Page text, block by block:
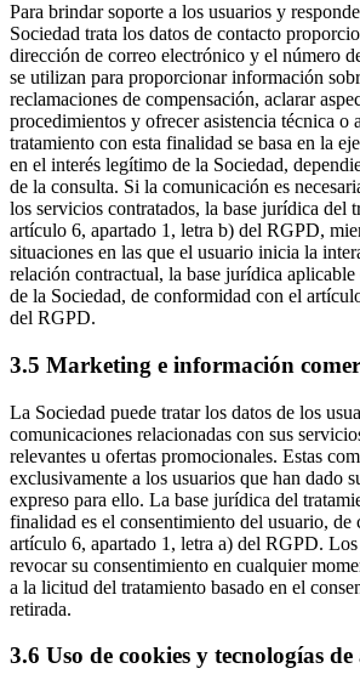
Para brindar soporte a los usuarios y
Sociedad trata los datos de contacto
dirección de correo electrónico y el número
se utilizan para proporcionar información
reclamaciones de compensación, aclarar
procedimientos y ofrecer asistencia técnica o
tratamiento con esta finalidad se basa en la
en el interés legítimo de la Sociedad,
de la consulta. Si la comunicación es
los servicios contratados, la base jurídica del
artículo 6, apartado 1, letra b) del RGPD,
situaciones en las que el usuario inicia la
relación contractual, la base jurídica
de la Sociedad, de conformidad con el
del RGPD.
3.5 Marketing e información
La Sociedad puede tratar los datos de los
comunicaciones relacionadas con sus
relevantes u ofertas promocionales. Estas
exclusivamente a los usuarios que han dado
expreso para ello. La base jurídica del
finalidad es el consentimiento del usuario, de
artículo 6, apartado 1, letra a) del RGPD. Los
revocar su consentimiento en cualquier
a la licitud del tratamiento basado en el
retirada.
3.6 Uso de cookies y tecnologías de